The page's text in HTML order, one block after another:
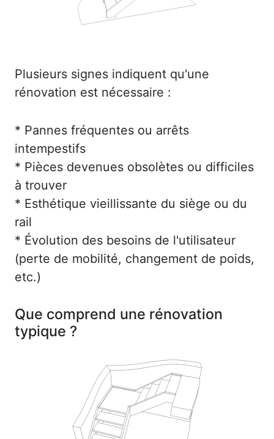
Plusieurs signes indiquent qu'une
rénovation est nécessaire :
* Pannes fréquentes ou arrêts
intempestifs
* Pièces devenues obsolètes ou difficiles
à trouver
* Esthétique vieillissante du siège ou du
rail
* Évolution des besoins de l'utilisateur
(perte de mobilité, changement de poids,
etc.)
Que comprend une rénovation
typique ?